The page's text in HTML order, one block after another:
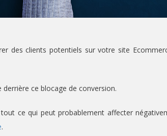
des clients potentiels sur votre site
ce blocage de conversion.
ce qui peut probablement affecter
.